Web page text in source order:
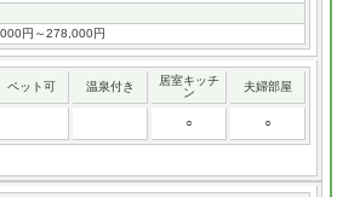
円～278,000円
ペット可 温泉付き
居室キッチ
ン
夫婦部屋
○ ○